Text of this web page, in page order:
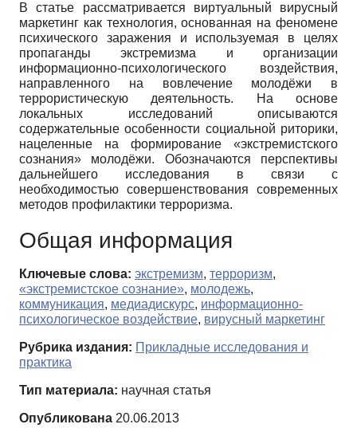
В статье рассматривается виртуальный вирусный
маркетинг как технология, основанная на феномене
психического заражения и используемая в целях
пропаганды экстремизма и организации
информационно-психологического воздействия,
направленного на вовлечение молодёжи в
террористическую деятельность. На основе
локальных исследований описываются
содержательные особенности социальной риторики,
нацеленные на формирование «экстремистского
сознания» молодёжи. Обозначаются перспективы
дальнейшего исследования в связи с
необходимостью совершенствования современных
методов профилактики терроризма.
Общая информация
Ключевые слова: экстремизм, терроризм,
«экстремистское сознание», молодежь,
коммуникация, медиадискурс, информационно-
психологическое воздействие, вирусный маркетинг
Рубрика издания: Прикладные исследования и
практика
Тип материала: научная статья
Опубликована 20.06.2013